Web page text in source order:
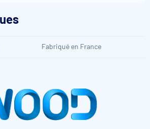
sol Wood Move Sun Evo
Fabriqué en France